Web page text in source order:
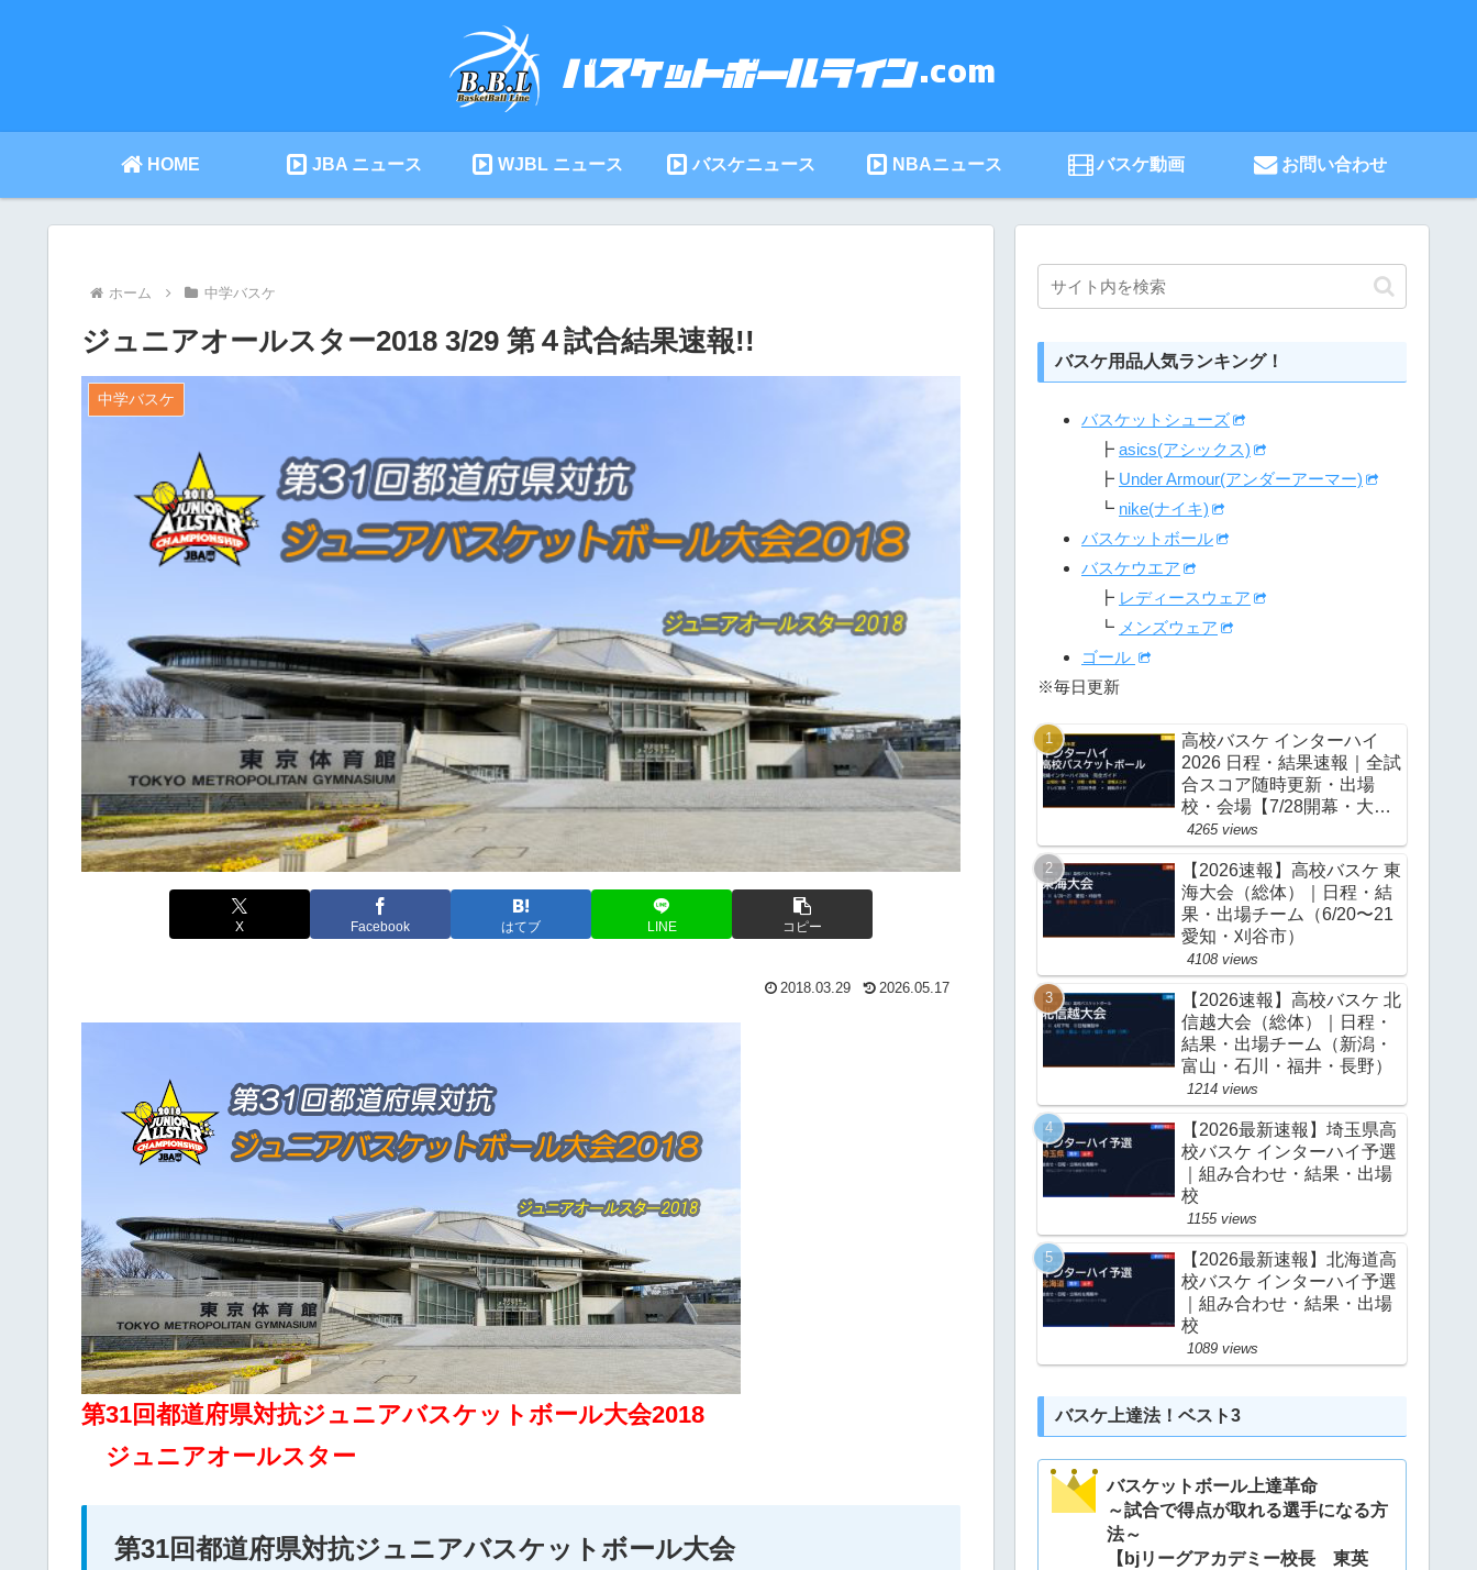
HOME JBA ニュース WJBL ニュース バスケニュース NBAニュース バスケ動画 お問い合わせ
ホーム 中学バスケ
ジュニアオールスター2018 3/29 第４試合結果速報!!
中学バスケ
X Facebook はてブ LINE コピー
2018.03.29 2026.05.17
第31回都道府県対抗ジュニアバスケットボール大会2018
ジュニアオールスター
第31回都道府県対抗ジュニアバスケットボール大会
バスケ用品人気ランキング！
バスケットシューズ
┣ asics(アシックス)
┣ Under Armour(アンダーアーマー)
┗ nike(ナイキ)
バスケットボール
バスケウエア
┣ レディースウェア
┗ メンズウェア
ゴール
※毎日更新
高校バスケ インターハイ
2026 日程・結果速報｜全試
合スコア随時更新・出場
校・会場【7/28開幕・大
阪】
4265 views
【2026速報】高校バスケ 東
海大会（総体）｜日程・結
果・出場チーム（6/20〜21
愛知・刈谷市）
4108 views
【2026速報】高校バスケ 北
信越大会（総体）｜日程・
結果・出場チーム（新潟・
富山・石川・福井・長野）
1214 views
【2026最新速報】埼玉県高
校バスケ インターハイ予選
｜組み合わせ・結果・出場
校
1155 views
【2026最新速報】北海道高
校バスケ インターハイ予選
｜組み合わせ・結果・出場
校
1089 views
バスケ上達法！ベスト3
バスケットボール上達革命
～試合で得点が取れる選手になる方
法～
【bjリーグアカデミー校長 東英